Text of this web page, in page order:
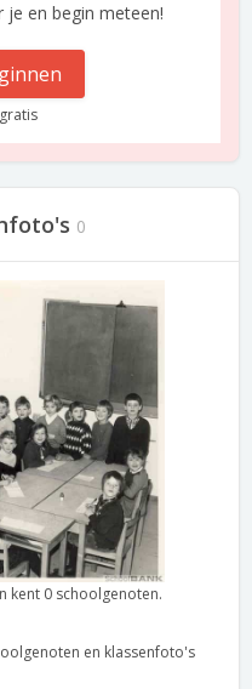
je en begin meteen!
0
kent 0 schoolgenoten.
en klassenfoto's